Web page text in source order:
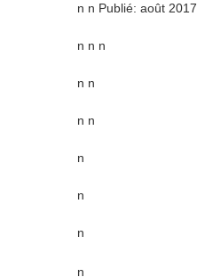
n n Publié: août 2017
n n n
n n
n n
n
n
n
n